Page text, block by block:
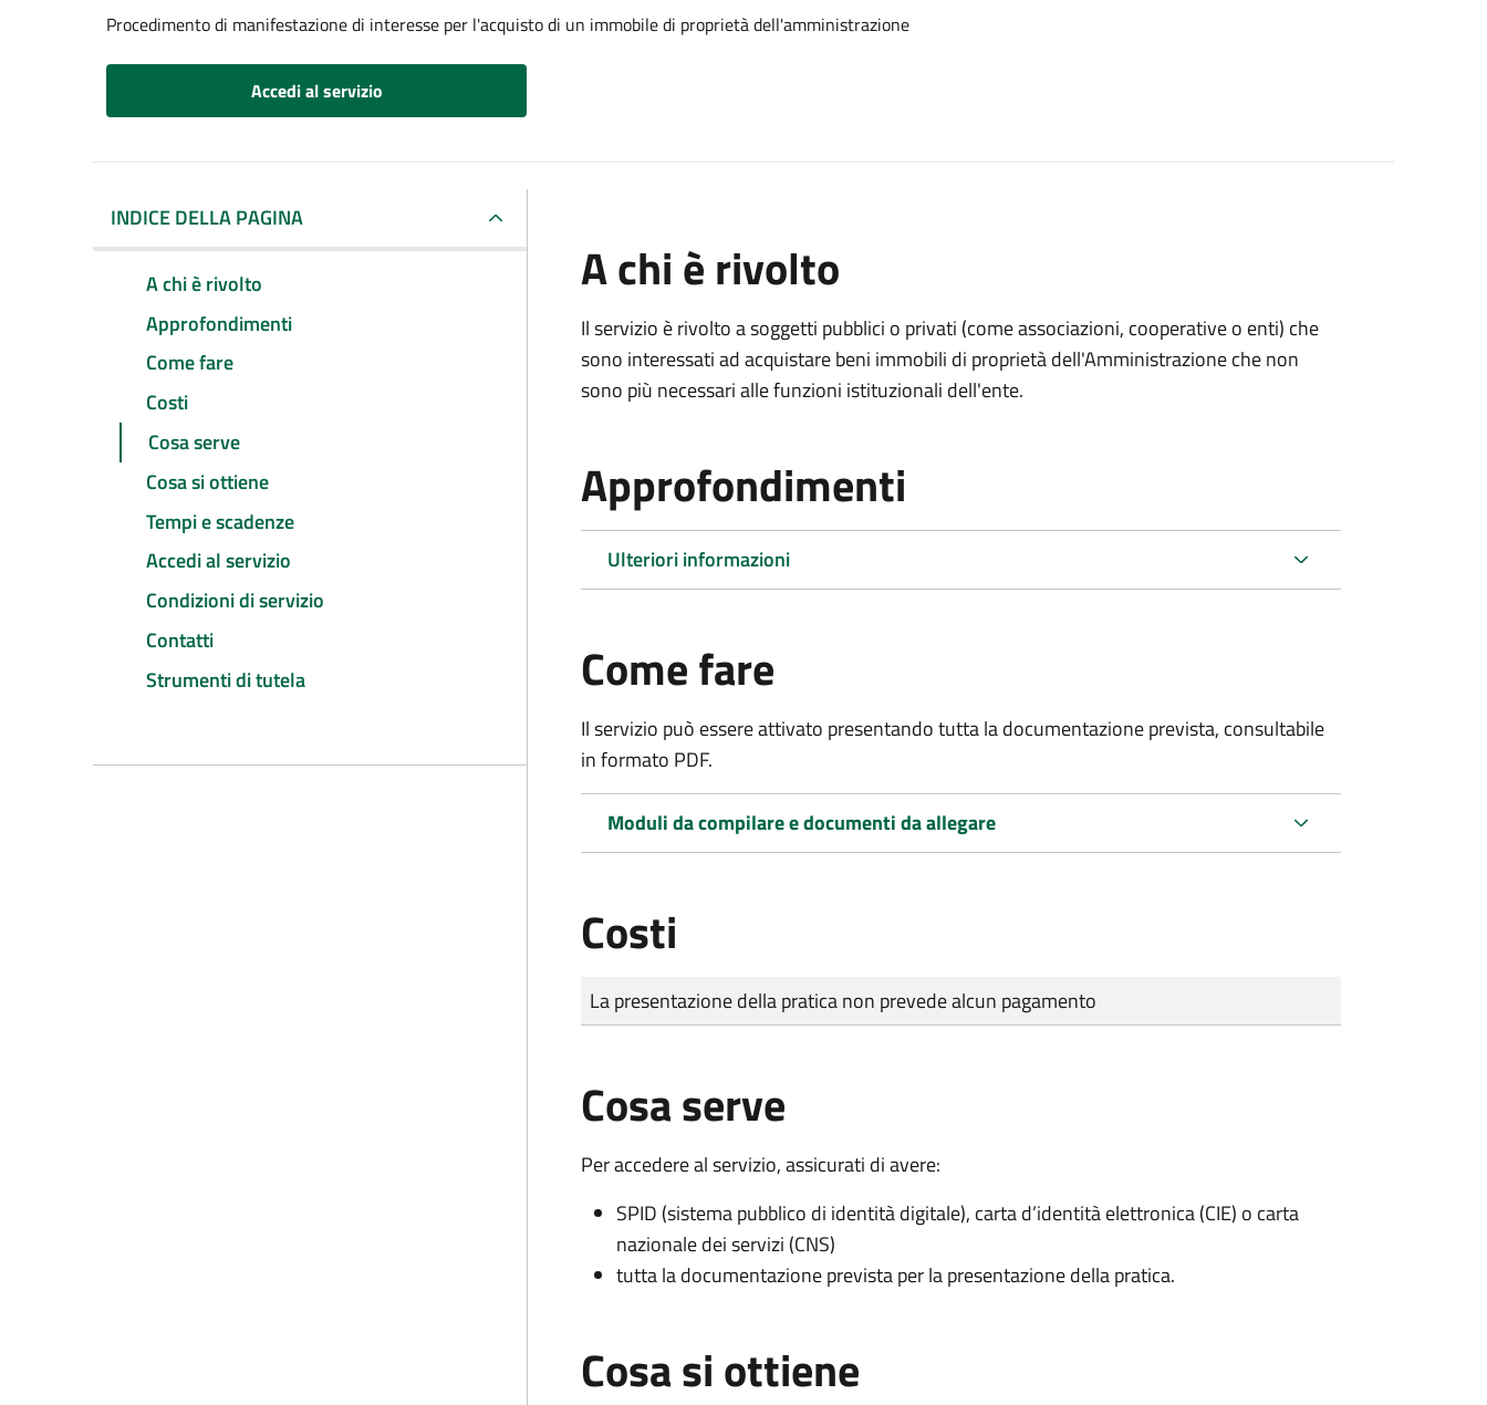
Procedimento di manifestazione di interesse per l'acquisto di un immobile di proprietà dell'amministrazione
Accedi al servizio
INDICE DELLA PAGINA
A chi è rivolto
Approfondimenti
Come fare
Costi
Cosa serve
Cosa si ottiene
Tempi e scadenze
Accedi al servizio
Condizioni di servizio
Contatti
Strumenti di tutela
A chi è rivolto
Il servizio è rivolto a soggetti pubblici o privati (come associazioni, cooperative o enti) che
sono interessati ad acquistare beni immobili di proprietà dell'Amministrazione che non
sono più necessari alle funzioni istituzionali dell'ente.
Approfondimenti
Ulteriori informazioni
Come fare
Il servizio può essere attivato presentando tutta la documentazione prevista, consultabile
in formato PDF.
Moduli da compilare e documenti da allegare
Costi
Tipo di pagamento
Importo
La presentazione della pratica non prevede alcun pagamento
Cosa serve
Per accedere al servizio, assicurati di avere:
SPID (sistema pubblico di identità digitale), carta d’identità elettronica (CIE) o carta
nazionale dei servizi (CNS)
tutta la documentazione prevista per la presentazione della pratica.
Cosa si ottiene